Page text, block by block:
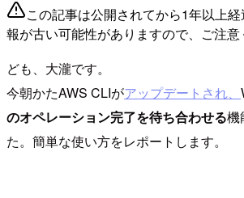
この記事は公開されてから1年以上
報が古い可能性がありますので、ご注意
ども、大瀧です。
今朝かたAWS CLIがアップデートされ、
のオペレーション完了を待ち合わせる機
た。簡単な使い方をレポートします。